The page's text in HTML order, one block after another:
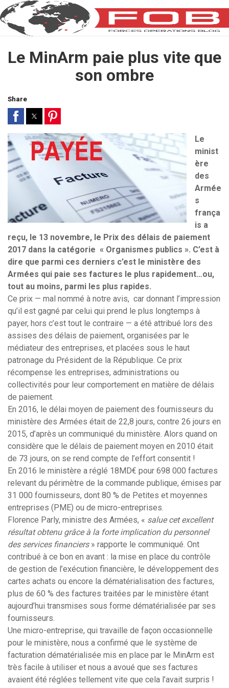
Le MinArm paie plus vite que
son ombre
Share
Le
minist
ère
des
Armée
s
frança
is a
reçu, le 13 novembre, le Prix des délais de paiement
2017 dans la catégorie « Organismes publics ». C’est à
dire que parmi ces derniers c’est le ministère des
Armées qui paie ses factures le plus rapidement…ou,
tout au moins, parmi les plus rapides.
Ce prix — mal nommé à notre avis, car donnant l’impression
qu’il est gagné par celui qui prend le plus longtemps à
payer, hors c’est tout le contraire — a été attribué lors des
assises des délais de paiement, organisées par le
médiateur des entreprises, et placées sous le haut
patronage du Président de la République. Ce prix
récompense les entreprises, administrations ou
collectivités pour leur comportement en matière de délais
de paiement.
En 2016, le délai moyen de paiement des fournisseurs du
ministère des Armées était de 22,8 jours, contre 26 jours en
2015, d’après un communiqué du ministère. Alors quand on
considère que le délais de paiement moyen en 2010 était
de 73 jours, on se rend compte de l’effort consentit !
En 2016 le ministère a réglé 18MD€ pour 698 000 factures
relevant du périmètre de la commande publique, émises par
31 000 fournisseurs, dont 80 % de Petites et moyennes
entreprises (PME) ou de micro-entreprises.
Florence Parly, ministre des Armées, « salue cet excellent
résultat obtenu grâce à la forte implication du personnel
des services financiers» rapporte le communiqué. Ont
contribué à ce bon en avant : la mise en place du contrôle
de gestion de l’exécution financière, le développement des
cartes achats ou encore la dématérialisation des factures,
plus de 60 % des factures traitées par le ministère étant
aujourd’hui transmises sous forme dématérialisée par ses
fournisseurs.
Une micro-entreprise, qui travaille de façon occasionnelle
pour le ministère, nous a confirmé que le système de
facturation dématérialisée mis en place par le MinArm est
très facile à utiliser et nous a avoué que ses factures
avaient été réglées tellement vite que cela l’avait surpris !